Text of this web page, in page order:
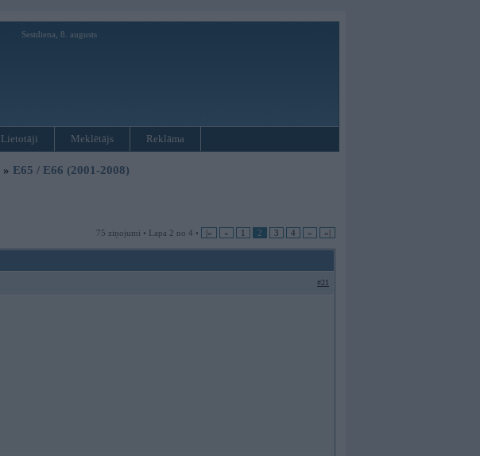
Sestdiena, 8. augusts
Lietotāji Meklētājs Reklāma
» E65 / E66 (2001-2008)
75 ziņojumi • Lapa 2 no 4 • |« « 1 2 3 4 » »|
#21